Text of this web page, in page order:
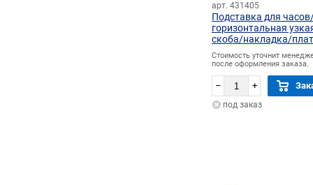
арт. 431405
Подставка для
горизонтальная
скоба/накладка/
сердечко
Стоимость уточнит
после оформления заказа.
– +
под заказ